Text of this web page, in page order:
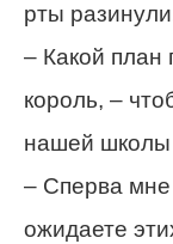
рты
– Какой план
король, –
нашей школы
– Сперва мне
ожидаете